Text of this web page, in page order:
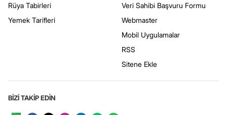
Rüya Tabirleri
Yemek Tarifleri
Veri Sahibi Başvuru Formu
Webmaster
Mobil Uygulamalar
RSS
Sitene Ekle
BİZİ TAKİP EDİN